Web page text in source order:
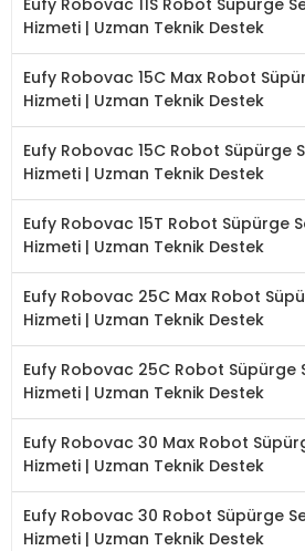
Hizmeti | Uzman Teknik Destek
Eufy Robovac 15C Max Robot
Hizmeti | Uzman Teknik Destek
Eufy Robovac 15C Robot Süpürge
Hizmeti | Uzman Teknik Destek
Eufy Robovac 15T Robot Süpürge
Hizmeti | Uzman Teknik Destek
Eufy Robovac 25C Max Robot
Hizmeti | Uzman Teknik Destek
Eufy Robovac 25C Robot Süpürge
Hizmeti | Uzman Teknik Destek
Eufy Robovac 30 Max Robot
Hizmeti | Uzman Teknik Destek
Eufy Robovac 30 Robot Süpürge
Hizmeti | Uzman Teknik Destek